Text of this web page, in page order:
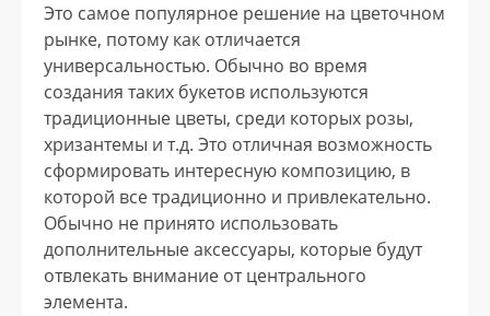
Это самое популярное решение на цветочном
рынке, потому как отличается
универсальностью. Обычно во время
создания таких букетов используются
традиционные цветы, среди которых розы,
хризантемы и т.д. Это отличная возможность
сформировать интересную композицию, в
которой все традиционно и привлекательно.
Обычно не принято использовать
дополнительные аксессуары, которые будут
отвлекать внимание от центрального
элемента.